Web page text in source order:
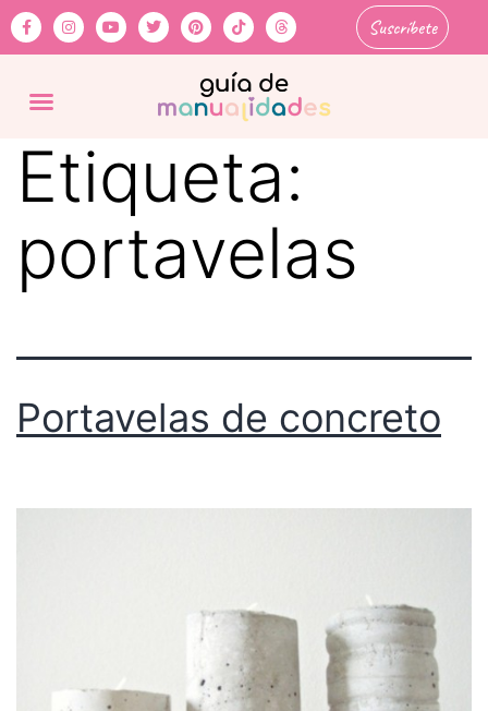
Suscríbete
Etiqueta:
portavelas
Portavelas de concreto